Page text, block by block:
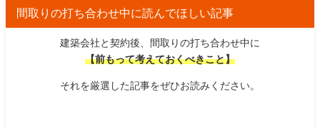
間取りの打ち合わせ中に読んでほしい記事
建築会社と契約後、間取りの打ち合わせ中に
【前もって考えておくべきこと】
それを厳選した記事をぜひお読みください。